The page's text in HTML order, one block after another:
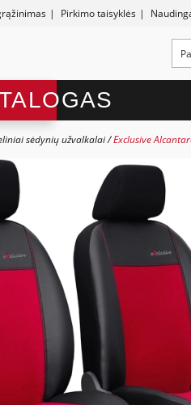
| Pirkimo taisyklės |
sėdynių užvalkalai Exclusive